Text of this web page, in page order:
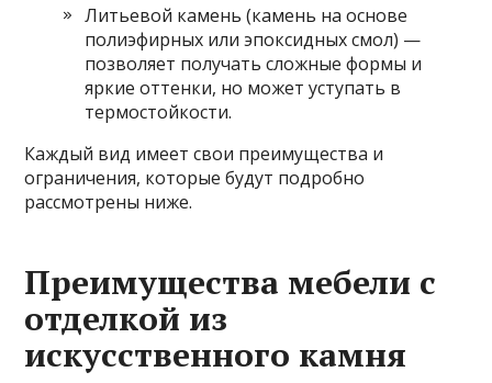
Литьевой камень (камень на основе
полиэфирных или эпоксидных смол) —
позволяет получать сложные формы и
яркие оттенки, но может уступать в
термостойкости.
Каждый вид имеет свои преимущества и
ограничения, которые будут подробно
рассмотрены ниже.
Преимущества мебели с
отделкой из
искусственного камня